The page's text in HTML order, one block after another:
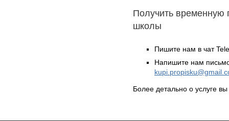
Получить временную
школы
Пишите нам в чат
Напишите нам
Более детально о услуге